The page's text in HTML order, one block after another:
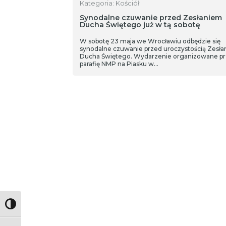
Toggle High Contrast
Kategoria: Kościół
Synodalne czuwanie przed Zesłaniem
Ducha Świętego już w tą sobotę
W sobotę 23 maja we Wrocławiu odbędzie się
synodalne czuwanie przed uroczystością
Ducha Świętego. Wydarzenie organizowane
parafię NMP na Piasku w…